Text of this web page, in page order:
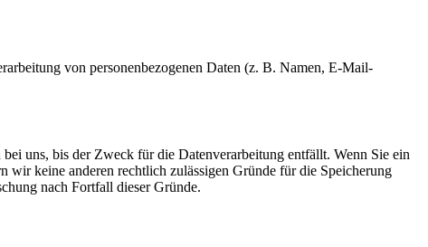
von personenbezogenen Daten (z. B. Namen, E-Mail-
uns, bis der Zweck für die Datenverarbeitung entfällt. Wenn Sie ein
keine anderen rechtlich zulässigen Gründe für die Speicherung
nach Fortfall dieser Gründe.